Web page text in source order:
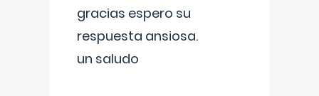
gracias espero su
respuesta ansiosa.
un saludo